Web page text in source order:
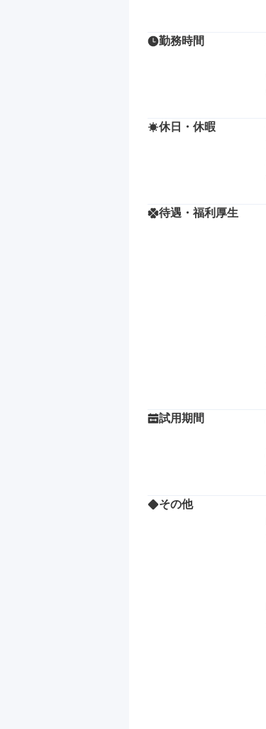
勤務時間
休日・休暇
待遇・福利厚生
試用期間
その他